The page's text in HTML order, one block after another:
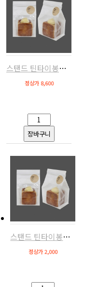
스탠드 틴타이봉투95(화이트,50장)
정상가 8,600
스탠드 틴타이봉투95(화이트,10장)
정상가 2,000